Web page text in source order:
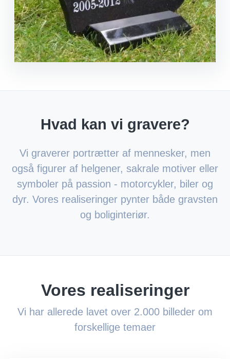
Hvad kan vi gravere?
Vi graverer portrætter af mennesker, men
også figurer af helgener, sakrale motiver eller
symboler på passion - motorcykler, biler og
dyr. Vores realiseringer pynter både gravsten
og boliginteriør.
Vores realiseringer
Vi har allerede lavet over 2.000 billeder om
forskellige temaer